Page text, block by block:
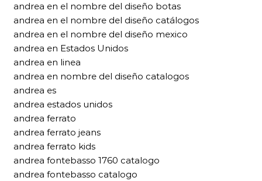
andrea en el nombre del diseño botas
andrea en el nombre del diseño catálogos
andrea en el nombre del diseño mexico
andrea en Estados Unidos
andrea en linea
andrea en nombre del diseño catalogos
andrea es
andrea estados unidos
andrea ferrato
andrea ferrato jeans
andrea ferrato kids
andrea fontebasso 1760 catalogo
andrea fontebasso catalogo